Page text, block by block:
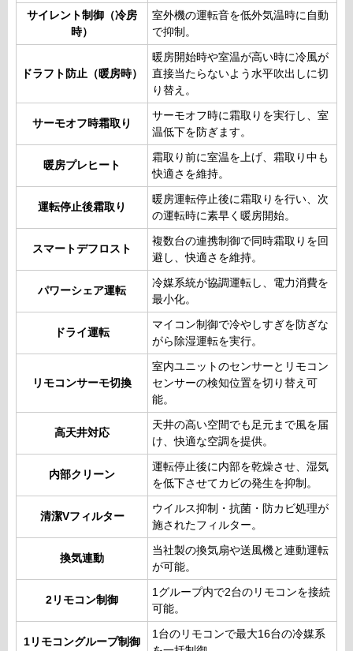
サイレント制御（冷房
時）
室外機の運転音を低外気温時に自動
で抑制。
ドラフト防止（暖房時）
暖房開始時や室温が高い時に冷風が
直接当たらないよう水平吹出しに切
り替え。
サーモオフ時霜取り
サーモオフ時に霜取りを実行し、室
温低下を防ぎます。
暖房プレヒート
霜取り前に室温を上げ、霜取り中も
快適さを維持。
運転停止後霜取り
暖房運転停止後に霜取りを行い、次
の運転時に素早く暖房開始。
スマートデフロスト
複数台の連携制御で同時霜取りを回
避し、快適さを維持。
パワーシェア運転
冷媒系統が協調運転し、電力消費を
最小化。
ドライ運転
マイコン制御で冷やしすぎを防ぎな
がら除湿運転を実行。
リモコンサーモ切換
室内ユニットのセンサーとリモコン
センサーの検知位置を切り替え可
能。
高天井対応
天井の高い空間でも足元まで風を届
け、快適な空調を提供。
内部クリーン
運転停止後に内部を乾燥させ、湿気
を低下させてカビの発生を抑制。
清潔Vフィルター
ウイルス抑制・抗菌・防カビ処理が
施されたフィルター。
換気連動
当社製の換気扇や送風機と連動運転
が可能。
2リモコン制御
1グループ内で2台のリモコンを接続
可能。
1リモコングループ制御
1台のリモコンで最大16台の冷媒系